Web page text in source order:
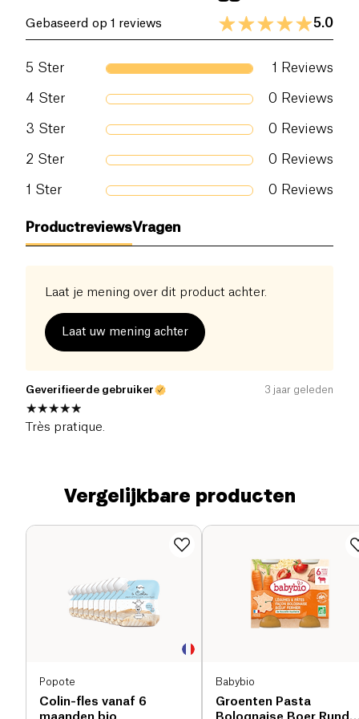
Gebaseerd op 1 reviews 5.0
5 Ster 1 Reviews
4 Ster 0 Reviews
3 Ster 0 Reviews
2 Ster 0 Reviews
1 Ster 0 Reviews
ProductreviewsVragen
Laat je mening over dit product achter.
Laat uw mening achter
Geverifieerde gebruiker 3 jaar geleden
Très pratique.
Vergelijkbare producten
Popote
Colin-fles vanaf 6
Babybio
Groenten Pasta